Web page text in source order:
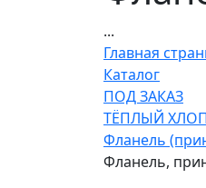
...
Главная
Каталог
ПОД ЗАКАЗ
ТЁПЛЫЙ
Фланель
Фланель,